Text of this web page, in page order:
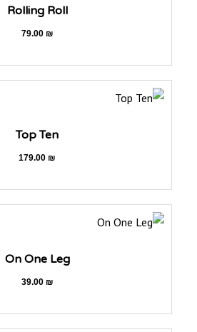
Rolling Roll
79.00₪
Top Ten
179.00₪
On One Leg
39.00₪